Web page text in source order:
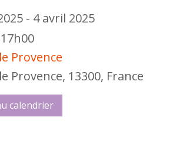
- 4 avril 2025
Provence
Provence, 13300, France
calendrier